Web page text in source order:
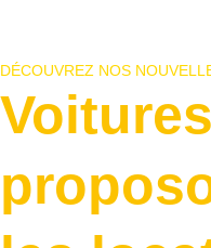
DÉCOUVREZ NOS